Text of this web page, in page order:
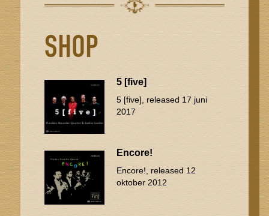
SHOP
5 [five]
5 [five], released 17 juni
2017
Encore!
Encore!, released 12
oktober 2012